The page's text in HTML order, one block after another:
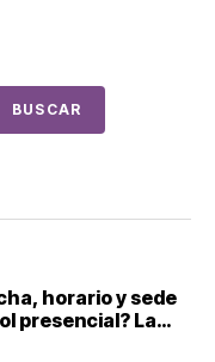
BUSCAR
horario y sede
presencial? La